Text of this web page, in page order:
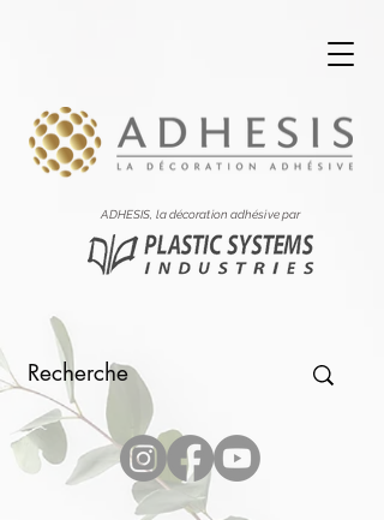
ADHESIS, la décoration adhésive par